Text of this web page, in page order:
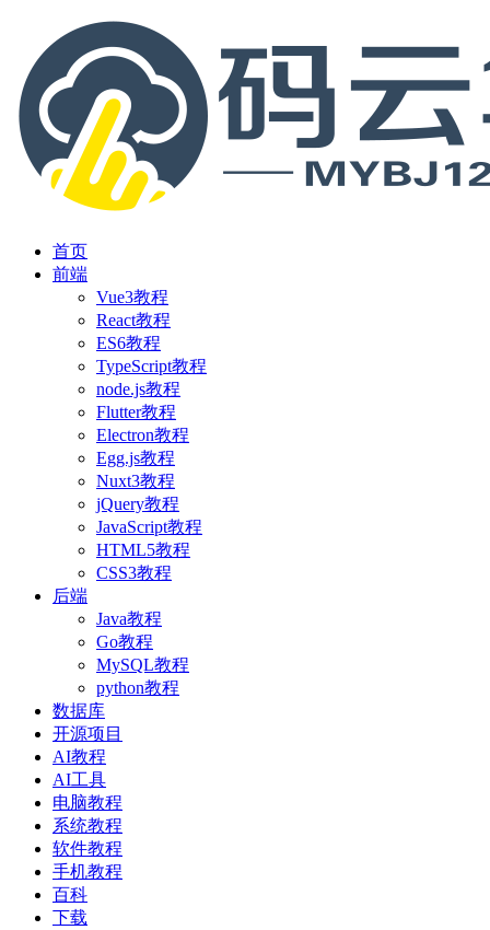
首页
前端
Vue3教程
React教程
ES6教程
TypeScript教程
node.js教程
Flutter教程
Electron教程
Egg.js教程
Nuxt3教程
jQuery教程
JavaScript教程
HTML5教程
CSS3教程
后端
Java教程
Go教程
MySQL教程
python教程
数据库
开源项目
AI教程
AI工具
电脑教程
系统教程
软件教程
手机教程
百科
下载